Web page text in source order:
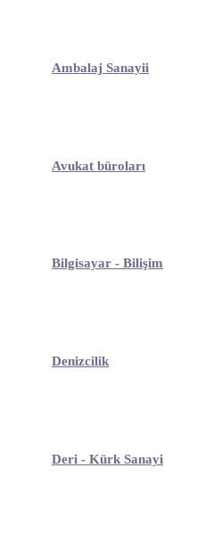
Ambalaj Sanayii
Avukat büroları
Bilgisayar - Bilişim
Denizcilik
Deri - Kürk Sanayi